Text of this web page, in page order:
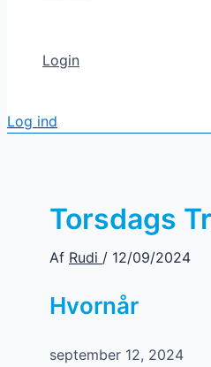
Login
Log ind
Torsdags
Af Rudi / 12/09/2024
Hvornår
september 12, 2024